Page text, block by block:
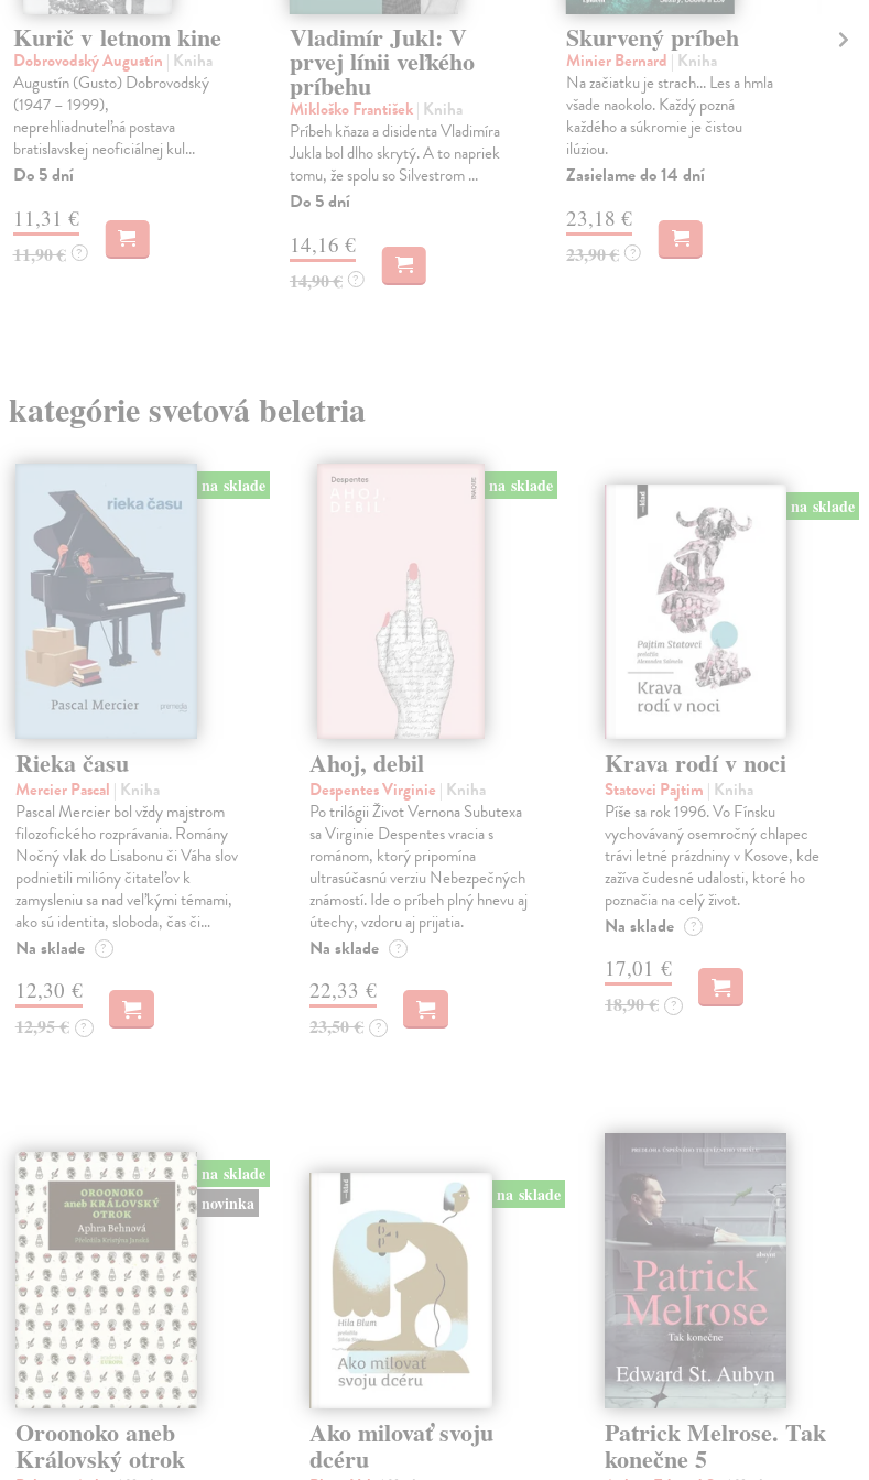
Kurič v letnom kine
Dobrovodský Augustín | Kniha
Augustín (Gusto) Dobrovodský
(1947 – 1999),
neprehliadnuteľná postava
bratislavskej neoficiálnej kul...
Do 5 dní
11,31 €
11,90 € ?
Vladimír Jukl: V
prvej línii veľkého
príbehu
Mikloško František| Kniha
Príbeh kňaza a disidenta Vladimíra
Jukla bol dlho skrytý. A to napriek
tomu, že spolu so Silvestrom ...
Do 5 dní
14,16 €
14,90 € ?
Skurvený príbeh
Minier Bernard | Kniha
Na začiatku je strach... Les a hmla
všade naokolo. Každý pozná
každého a súkromie je čistou
ilúziou.
Zasielame do 14 dní
23,18 €
23,90 € ?
svetová beletria
na sklade
Rieka času
Mercier Pascal | Kniha
Pascal Mercier bol vždy majstrom
filozofického rozprávania. Romány
Nočný vlak do Lisabonu či Váha slov
podnietili milióny čitateľov k
zamysleniu sa nad veľkými témami,
ako sú identita, sloboda, čas či…
Na sklade ?
12,30 €
12,95 € ?
na sklade
Ahoj, debil
Despentes Virginie | Kniha
Po trilógii Život Vernona Subutexa
sa Virginie Despentes vracia s
románom, ktorý pripomína
ultrasúčasnú verziu Nebezpečných
známostí. Ide o príbeh plný hnevu aj
útechy, vzdoru aj prijatia.
Na sklade ?
22,33 €
23,50 € ?
na sklade
Krava rodí v noci
Statovci Pajtim | Kniha
Píše sa rok 1996. Vo Fínsku
vychovávaný osemročný chlapec
trávi letné prázdniny v Kosove, kde
zažíva čudesné udalosti, ktoré ho
poznačia na celý život.
Na sklade ?
17,01 €
18,90 € ?
na sklade
novinka
Oroonoko aneb
Královský otrok
na sklade
Ako milovať svoju
dcéru
Patrick Melrose. Tak
konečne 5